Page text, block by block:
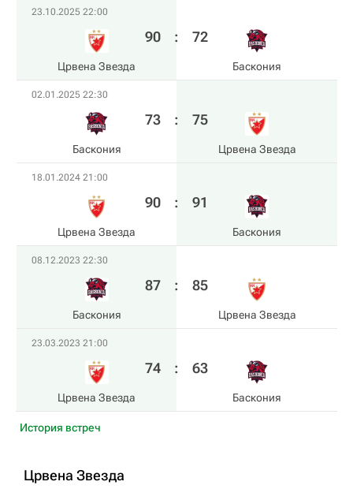
23.10.2025 22:00
Црвена Звезда
90 : 72
Баскония
02.01.2025 22:30
Баскония
73 : 75
Црвена Звезда
18.01.2024 21:00
Црвена Звезда
90 : 91
Баскония
08.12.2023 22:30
Баскония
87 : 85
Црвена Звезда
23.03.2023 21:00
Црвена Звезда
74 : 63
Баскония
История встреч
Црвена Звезда